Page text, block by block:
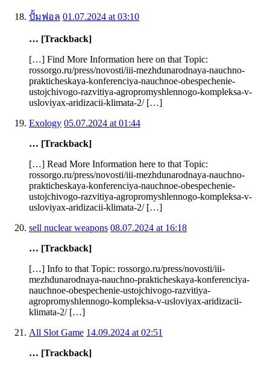
ปั้มฟอล 01.07.2024 at 03:10
… [Trackback]
[…] Find More Information here on that Topic:
rossorgo.ru/press/novosti/iii-mezhdunarodnaya-nauchno-
prakticheskaya-konferenciya-nauchnoe-obespechenie-
ustojchivogo-razvitiya-agropromyshlennogo-kompleksa-v-
usloviyax-aridizacii-klimata-2/ […]
Exology 05.07.2024 at 01:44
… [Trackback]
[…] Read More Information here to that Topic:
rossorgo.ru/press/novosti/iii-mezhdunarodnaya-nauchno-
prakticheskaya-konferenciya-nauchnoe-obespechenie-
ustojchivogo-razvitiya-agropromyshlennogo-kompleksa-v-
usloviyax-aridizacii-klimata-2/ […]
sell nuclear weapons 08.07.2024 at 16:18
… [Trackback]
[…] Info to that Topic: rossorgo.ru/press/novosti/iii-
mezhdunarodnaya-nauchno-prakticheskaya-konferenciya-
nauchnoe-obespechenie-ustojchivogo-razvitiya-
agropromyshlennogo-kompleksa-v-usloviyax-aridizacii-
klimata-2/ […]
All Slot Game 14.09.2024 at 02:51
… [Trackback]